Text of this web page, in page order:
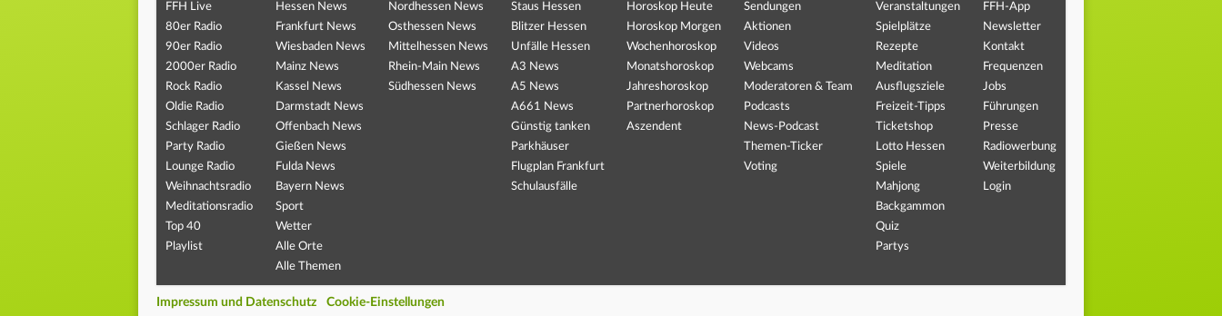
FFH Live
80er Radio
90er Radio
2000er Radio
Rock Radio
Oldie Radio
Schlager Radio
Party Radio
Lounge Radio
Weihnachtsradio
Meditationsradio
Top 40
Playlist
Hessen News
Frankfurt News
Wiesbaden News
Mainz News
Kassel News
Darmstadt News
Offenbach News
Gießen News
Fulda News
Bayern News
Sport
Wetter
Alle Orte
Alle Themen
Nordhessen News
Osthessen News
Mittelhessen News
Rhein-Main News
Südhessen News
Staus Hessen
Blitzer Hessen
Unfälle Hessen
A3 News
A5 News
A661 News
Günstig tanken
Parkhäuser
Flugplan Frankfurt
Schulausfälle
Horoskop Heute
Horoskop Morgen
Wochenhoroskop
Monatshoroskop
Jahreshoroskop
Partnerhoroskop
Aszendent
Sendungen
Aktionen
Videos
Webcams
Moderatoren & Team
Podcasts
News-Podcast
Themen-Ticker
Voting
Veranstaltungen
Spielplätze
Rezepte
Meditation
Ausflugsziele
Freizeit-Tipps
Ticketshop
Lotto Hessen
Spiele
Mahjong
Backgammon
Quiz
Partys
FFH-App
Newsletter
Kontakt
Frequenzen
Jobs
Führungen
Presse
Radiowerbung
Weiterbildung
Login
Impressum und Datenschutz Cookie-Einstellungen